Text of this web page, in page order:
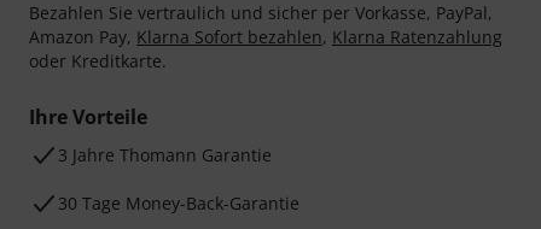
Bezahlen Sie vertraulich und sicher per Vorkasse, PayPal,
Amazon Pay, Klarna Sofort bezahlen, Klarna Ratenzahlung
oder Kreditkarte.
Ihre Vorteile
3 Jahre Thomann Garantie
30 Tage Money-Back-Garantie